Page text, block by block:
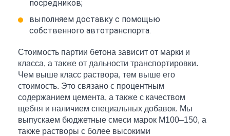
посредников;
выполняем доставку с помощью
собственного автотранспорта.
Стоимость партии бетона зависит от марки и
класса, а также от дальности транспортировки.
Чем выше класс раствора, тем выше его
стоимость. Это связано с процентным
содержанием цемента, а также с качеством
щебня и наличием специальных добавок. Мы
выпускаем бюджетные смеси марок М100–150, а
также растворы с более высокими